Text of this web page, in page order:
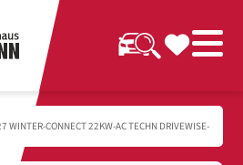
WINTER-CONNECT 22KW-AC TECHN DRIVEWISE-